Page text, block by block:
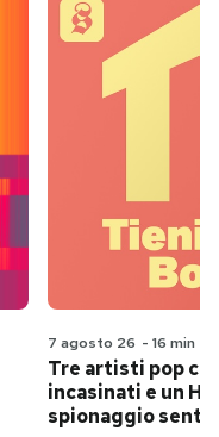
7 agosto 26 - 16 min
Tre artisti pop
incasinati e un
spionaggio